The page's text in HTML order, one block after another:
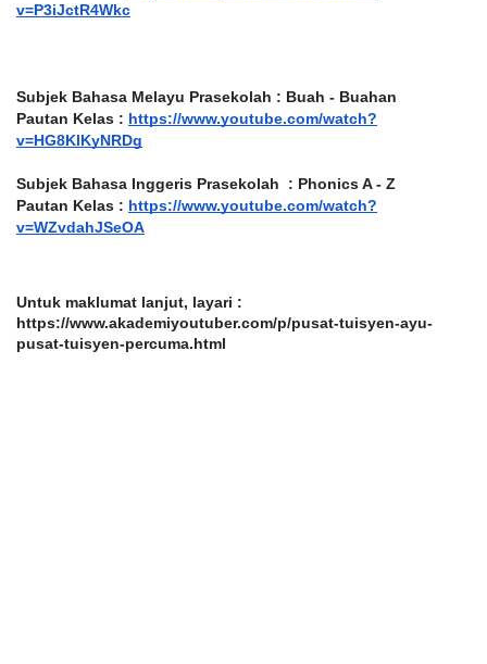
v=P3iJctR4Wkc
Subjek Bahasa Melayu Prasekolah : Buah - Buahan
Pautan Kelas : https://www.youtube.com/watch?
v=HG8KlKyNRDg
Subjek Bahasa Inggeris Prasekolah  : Phonics A - Z
Pautan Kelas : https://www.youtube.com/watch?
v=WZvdahJSeOA
Untuk maklumat lanjut, layari :
https://www.akademiyoutuber.com/p/pusat-tuisyen-ayu-
pusat-tuisyen-percuma.html